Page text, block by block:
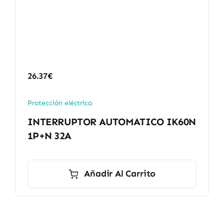
26.37€
Protección eléctrica
INTERRUPTOR AUTOMATICO IK60N
1P+N 32A
Añadir Al Carrito